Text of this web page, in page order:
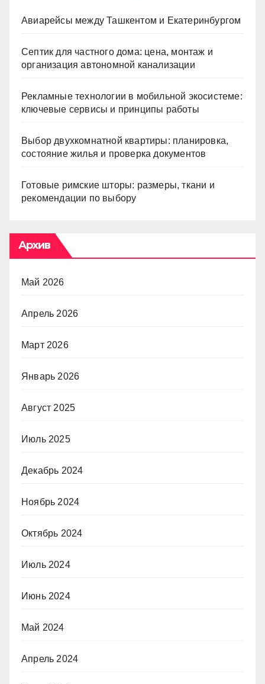
Авиарейсы между Ташкентом и Екатеринбургом
Септик для частного дома: цена, монтаж и
организация автономной канализации
Рекламные технологии в мобильной экосистеме:
ключевые сервисы и принципы работы
Выбор двухкомнатной квартиры: планировка,
состояние жилья и проверка документов
Готовые римские шторы: размеры, ткани и
рекомендации по выбору
Архив
Май 2026
Апрель 2026
Март 2026
Январь 2026
Август 2025
Июль 2025
Декабрь 2024
Ноябрь 2024
Октябрь 2024
Июль 2024
Июнь 2024
Май 2024
Апрель 2024